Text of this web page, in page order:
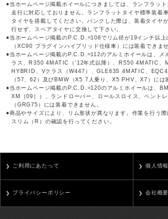
当ホームページ掲載ホイールにつきましては、ランフラッ
走行に対応しておりません。ランフラットタイヤ標準装着
タイヤを搭載してください。パンクした際は、装着タイヤ
行せず、スペアタイヤに交換して下さい。
当ホームページ掲載のP.C.D.=108でリム径が19インチ以上
（XC90 プラグインハイブリッド仕様車）には装着できませ
当ホームページ掲載のP.C.D.=112のアルミホイールは、メ
ラス、R350 4MATIC（'12年式以降）、R550 4MATIC
HYBRID、Vクラス（W447）、GLE63S 4MATIC、
（57、62）及びBMW（X5 7人乗り、X5 PHV、X7）には
当ホームページ掲載のP.C.D.=120のアルミホイールは、
XM［09］）、ランドローバー、ロールスロイス、ベント
（GRG75）には装着できません。
商品やサイズにより、リム形状が異なります。作業を行う
スリム（R）の確認を行ってください。
ご利用にあたって 個人情
プライバシーポリシー 会社概要